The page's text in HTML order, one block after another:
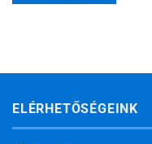
ELÉRHETŐSÉGEINK